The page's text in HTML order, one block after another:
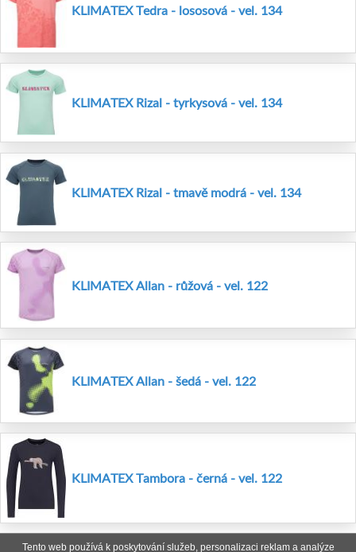
Tento web používá k poskytování služeb, personalizaci reklam a analýze
KLIMATEX Tedra - lososová - vel. 134
KLIMATEX Rizal - tyrkysová - vel. 134
KLIMATEX Rizal - tmavě modrá - vel. 134
KLIMATEX Allan - růžová - vel. 122
KLIMATEX Allan - šedá - vel. 122
KLIMATEX Tambora - černá - vel. 122